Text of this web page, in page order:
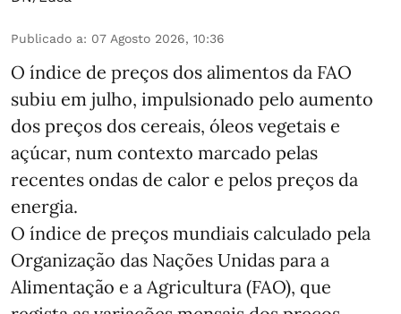
Publicado a: 07 Agosto 2026, 10:36
O índice de preços dos alimentos da FAO
subiu em julho, impulsionado pelo aumento
dos preços dos cereais, óleos vegetais e
açúcar, num contexto marcado pelas
recentes ondas de calor e pelos preços da
energia.
O índice de preços mundiais calculado pela
Organização das Nações Unidas para a
Alimentação e a Agricultura (FAO), que